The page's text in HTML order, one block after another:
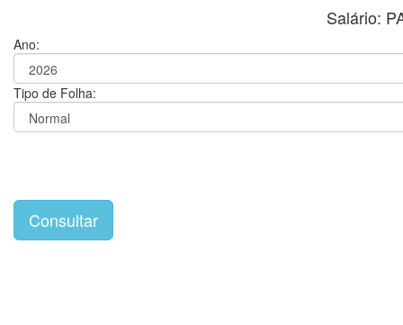
Salário:
Ano:
Tipo de Folha: